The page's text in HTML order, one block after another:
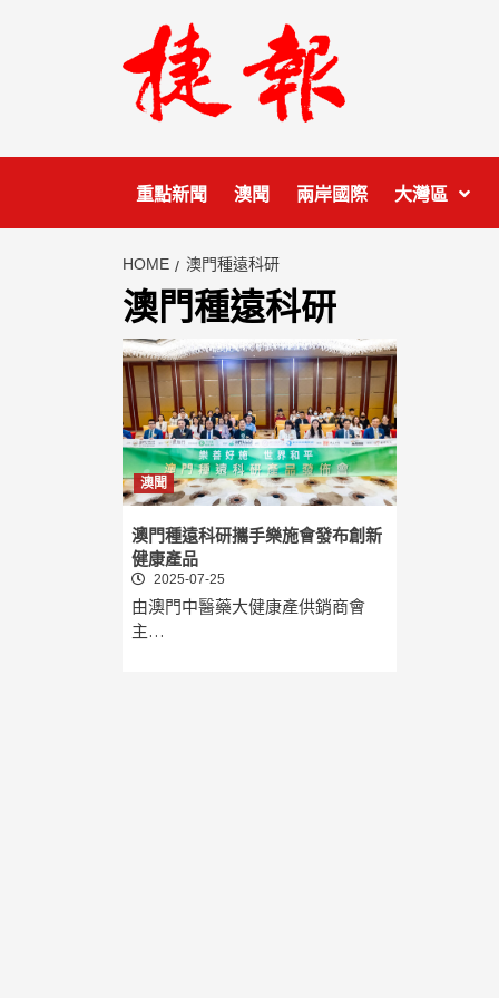
重點新聞 澳聞 兩岸國際 大灣區
HOME 澳門種遠科研
澳門種遠科研
澳聞
澳門種遠科研攜手樂施會發布創新
健康產品
2025-07-25
由澳門中醫藥大健康產供銷商會
主…